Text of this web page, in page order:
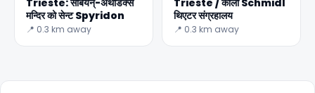
मन्दिर को सेन्ट Spyridon
📍 0.3 km away
थिएटर संग्रहालय
📍 0.3 km away